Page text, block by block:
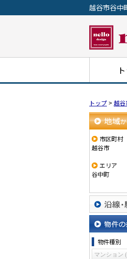
越谷市谷中
トップ > 越谷
地域から探す
市区町村
越谷市
エリア
谷中町
沿線・駅か
物件の条件
物件種別
マンション